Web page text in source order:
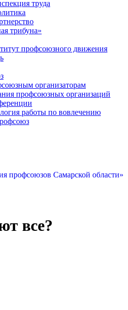
труда
трибуна»
профсоюзного движения
организаторам
профсоюзных организаций
работы по вовлечению
профсоюзов Самарской области»
все?